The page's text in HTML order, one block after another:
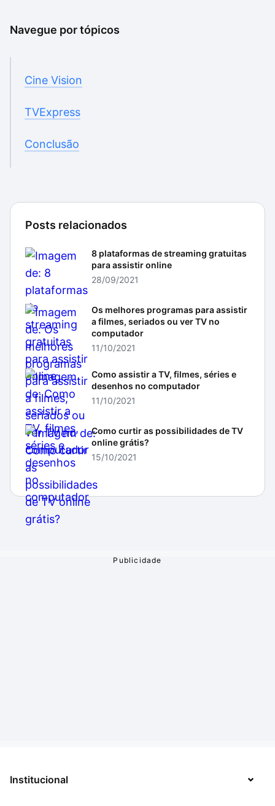
Navegue por tópicos
Cine Vision
TVExpress
Conclusão
Posts relacionados
8 plataformas de streaming gratuitas
para assistir online
28/09/2021
Os melhores programas para assistir
a filmes, seriados ou ver TV no
computador
11/10/2021
Como assistir a TV, filmes, séries e
desenhos no computador
11/10/2021
Como curtir as possibilidades de TV
online grátis?
15/10/2021
Institucional